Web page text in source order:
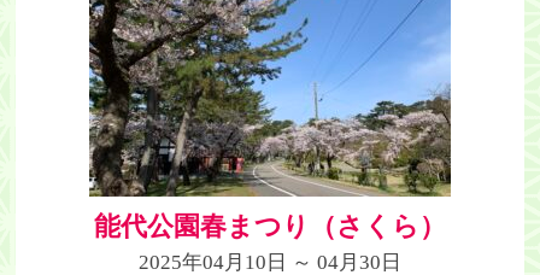
能代公園春まつり（さくら）
2025年04月10日 ～ 04月30日